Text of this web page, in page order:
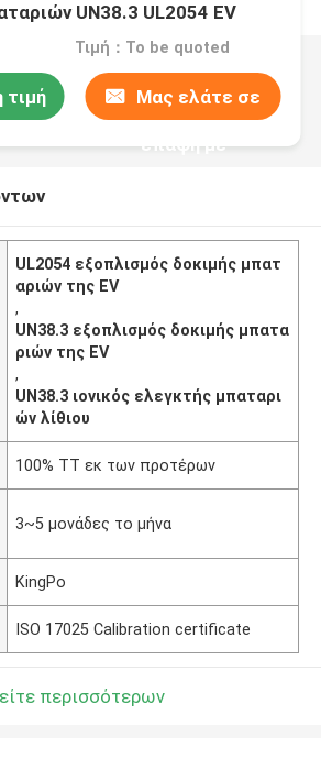
UN38.3 UL2054 EV
Τιμή：To be quoted
τιμή Μας ελάτε σε
επαφή με
UL2054 εξοπλισμός δοκιμής μπατ
αριών της EV
,
UN38.3 εξοπλισμός δοκιμής μπατα
ριών της EV
,
UN38.3 ιονικός ελεγκτής μπαταρι
ών λίθιου
100% TT εκ των προτέρων
3~5 μονάδες το μήνα
KingPo
ISO 17025 Calibration certificate
περισσότερων